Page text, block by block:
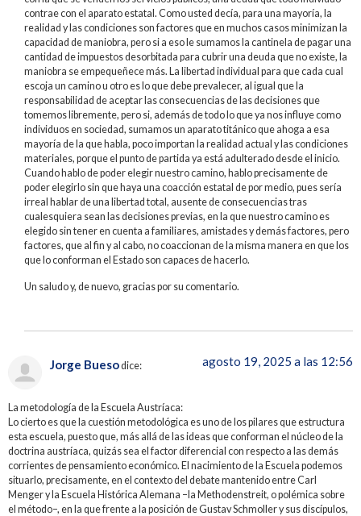
contrae con el aparato estatal. Como usted decía, para una mayoría, la
realidad y las condiciones son factores que en muchos casos minimizan la
capacidad de maniobra, pero si a eso le sumamos la cantinela de pagar una
cantidad de impuestos desorbitada para cubrir una deuda que no existe, la
maniobra se empequeñece más. La libertad individual para que cada cual
escoja un camino u otro es lo que debe prevalecer, al igual que la
responsabilidad de aceptar las consecuencias de las decisiones que
tomemos libremente, pero si, además de todo lo que ya nos influye como
individuos en sociedad, sumamos un aparato titánico que ahoga a esa
mayoría de la que habla, poco importan la realidad actual y las condiciones
materiales, porque el punto de partida ya está adulterado desde el inicio.
Cuando hablo de poder elegir nuestro camino, hablo precisamente de
poder elegirlo sin que haya una coacción estatal de por medio, pues sería
irreal hablar de una libertad total, ausente de consecuencias tras
cualesquiera sean las decisiones previas, en la que nuestro camino es
elegido sin tener en cuenta a familiares, amistades y demás factores, pero
factores, que al fin y al cabo, no coaccionan de la misma manera en que los
que lo conforman el Estado son capaces de hacerlo.
Un saludo y, de nuevo, gracias por su comentario.
Jorge Buesodice: agosto 19, 2025 a las 12:56
La metodología de la Escuela Austríaca:
Lo cierto es que la cuestión metodológica es uno de los pilares que estructura
esta escuela, puesto que, más allá de las ideas que conforman el núcleo de la
doctrina austríaca, quizás sea el factor diferencial con respecto a las demás
corrientes de pensamiento económico. El nacimiento de la Escuela podemos
situarlo, precisamente, en el contexto del debate mantenido entre Carl
Menger y la Escuela Histórica Alemana –la Methodenstreit, o polémica sobre
el método–, en la que frente a la posición de Gustav Schmoller y sus discípulos,